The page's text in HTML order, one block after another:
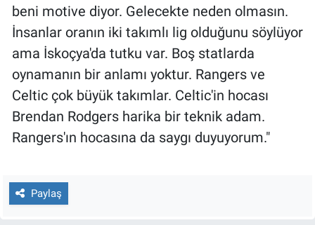
beni motive diyor. Gelecekte neden olmasın.
İnsanlar oranın iki takımlı lig olduğunu söylüyor
ama İskoçya'da tutku var. Boş statlarda
oynamanın bir anlamı yoktur. Rangers ve
Celtic çok büyük takımlar. Celtic'in hocası
Brendan Rodgers harika bir teknik adam.
Rangers'ın hocasına da saygı duyuyorum."
Paylaş